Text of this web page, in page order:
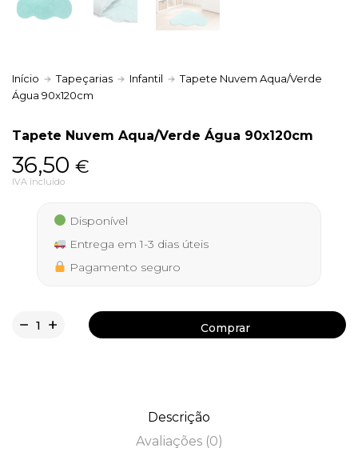
Início Tapeçarias Infantil
Tapete Nuvem Aqua/Verde
Água 90x120cm
Tapete Nuvem Aqua/Verde Água 90x120cm
36,50 €
IVA incluído
Disponível
Entrega em 1-3 dias úteis
Pagamento seguro
Comprar
Descrição
Avaliações (0)